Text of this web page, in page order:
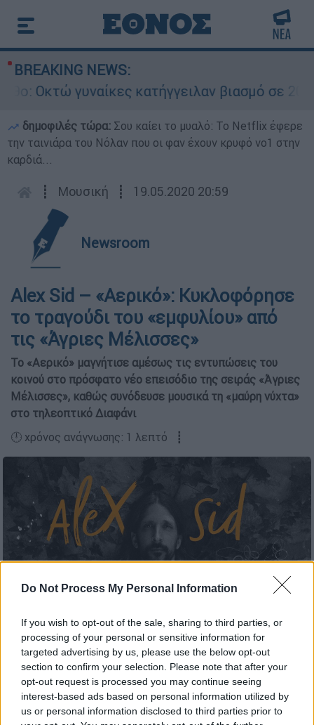
Do Not Process My Personal Information
If you wish to opt-out of the sale, sharing to third parties, or
processing of your personal or sensitive information for
targeted advertising by us, please use the below opt-out
section to confirm your selection. Please note that after your
opt-out request is processed you may continue seeing
interest-based ads based on personal information utilized by
us or personal information disclosed to third parties prior to
BREAKING NEWS:
Οκτώ γυναίκες κατήγγειλαν βιασμό σε 20
δημοφιλές τώρα: Σου καίει το μυαλό: Το Netflix έφερε
την ταινιάρα του Νόλαν που οι φαν έχουν κρυφό νο1 στην
καρδιά...
┋ Μουσική ┋ 19.05.2020 20:59
Newsroom
Alex Sid – «Αερικό»: Κυκλοφόρησε
το τραγούδι του «εμφυλίου» από
τις «Άγριες Μέλισσες»
Το «Αερικό» μαγνήτισε αμέσως τις εντυπώσεις του
κοινού στο πρόσφατο νέο επεισόδιο της σειράς «Άγριες
Μέλισσες», καθώς συνόδευσε μουσικά τη «μαύρη νύχτα»
στο τηλεοπτικό Διαφάνι
🕛 χρόνος ανάγνωσης: 1 λεπτό ┋
Προσθέστε το ΕΘΝΟΣ στη Google
OAlex Sidπαρουσιάζει το νέο του